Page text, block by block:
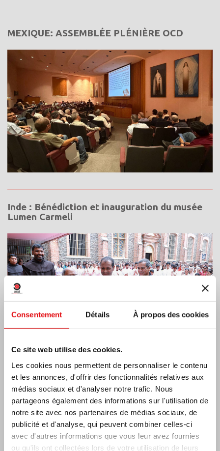
Consentement Détails À propos des cookies
Ce site web utilise des cookies.
Les cookies nous permettent de personnaliser le contenu
et les annonces, d'offrir des fonctionnalités relatives aux
médias sociaux et d'analyser notre trafic. Nous
partageons également des informations sur l'utilisation de
notre site avec nos partenaires de médias sociaux, de
publicité et d'analyse, qui peuvent combiner celles-ci
avec d'autres informations que vous leur avez fournies
ou qu'ils ont collectées lors de votre utilisation de leurs
MEXIQUE: ASSEMBLÉE PLÉNIÈRE OCD
Inde : Bénédiction et inauguration du musée
Lumen Carmeli
Côte d’Ivoire: Double Jubilé d’Argent